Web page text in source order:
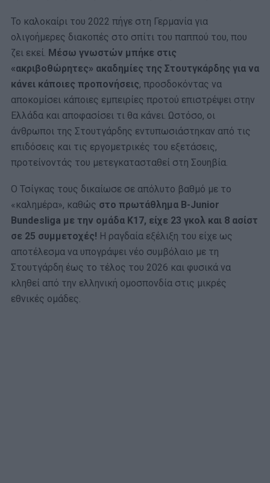
Το καλοκαίρι του 2022 πήγε στη Γερμανία για
ολιγοήμερες διακοπές στο σπίτι του παππού του, που
ζει εκεί. Μέσω γνωστών μπήκε στις
«ακριβοθώρητες» ακαδημίες της Στουτγκάρδης για να
κάνει κάποιες προπονήσεις, προσδοκόντας να
αποκομίσει κάποιες εμπειρίες προτού επιστρέψει στην
Ελλάδα και αποφασίσει τι θα κάνει. Ωστόσο, οι
άνθρωποι της Στουτγάρδης εντυπωσιάστηκαν από τις
επιδόσεις και τις εργομετρικές του εξετάσεις,
προτείνοντάς του μετεγκατασταθεί στη Σουηβία.
Ο Τσίγκας τους δικαίωσε σε απόλυτο βαθμό με το
«καλημέρα», καθώς στο πρωτάθλημα B-Junior
Bundesliga με την ομάδα Κ17, είχε 23 γκολ και 8 ασίστ
σε 25 συμμετοχές! Η ραγδαία εξέλιξη του είχε ως
αποτέλεσμα να υπογράψει νέο συμβόλαιο με τη
Στουτγάρδη έως το τέλος του 2026 και φυσικά να
κληθεί από την ελληνική ομοσπονδία στις μικρές
εθνικές ομάδες.